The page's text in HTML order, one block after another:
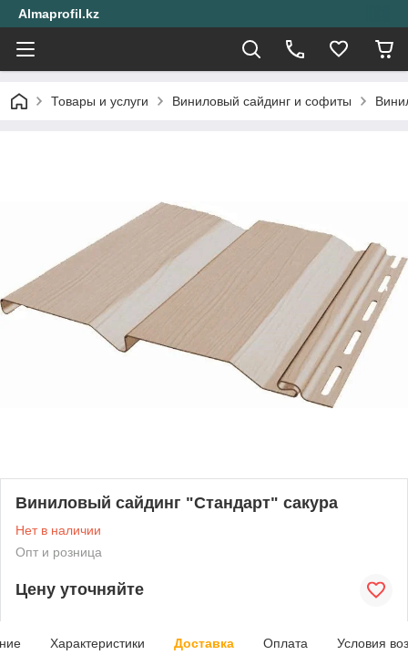
Almaprofil.kz
Товары и услуги Виниловый сайдинг и софиты
Виниловый сайдинг "Стандарт" сакура
Нет в наличии
Опт и розница
Цену уточняйте
Характеристики Доставка Оплата Условия